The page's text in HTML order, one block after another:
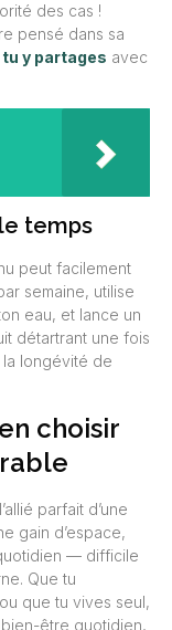
des cas !
pensé dans sa
y partages avec
temps
peut facilement
semaine, utilise
eau, et lance un
détartrant une fois
la longévité de
choisir
parfait d’une
gain d’espace,
— difficile
Que tu
que tu vives seul,
être quotidien,